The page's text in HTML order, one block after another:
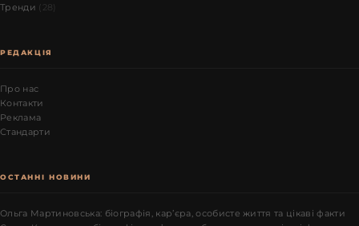
Тренди (28)
РЕДАКЦІЯ
Про нас
Контакти
Реклама
Стандарти
ОСТАННІ НОВИНИ
Ольга Мартиновська: біографія, кар’єра, особисте життя та цікаві факти